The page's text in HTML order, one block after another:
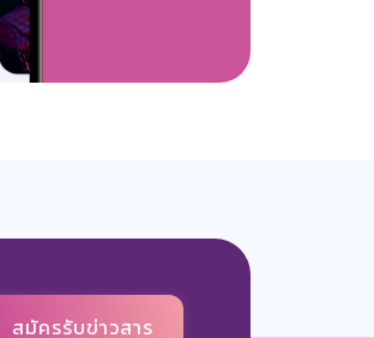
สมัครรับข่าวสาร